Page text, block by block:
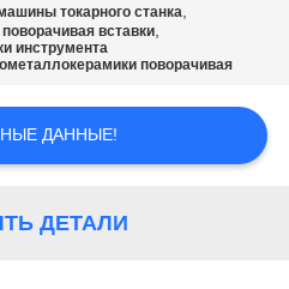
токарного станка,
вставки,
инструмента
поворачивая
ДАННЫЕ!
ДЕТАЛИ